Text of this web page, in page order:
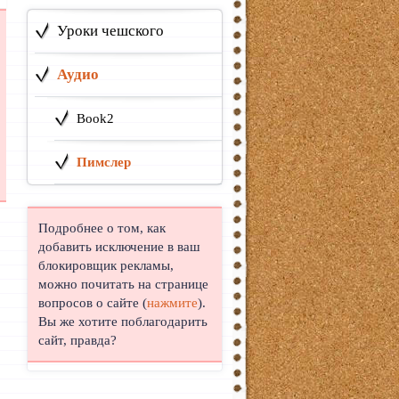
Уроки чешского
Аудио
Book2
Пимслер
Подробнее о том, как
добавить исключение в ваш
блокировщик рекламы,
можно почитать на странице
вопросов о сайте (нажмите).
Вы же хотите поблагодарить
сайт, правда?